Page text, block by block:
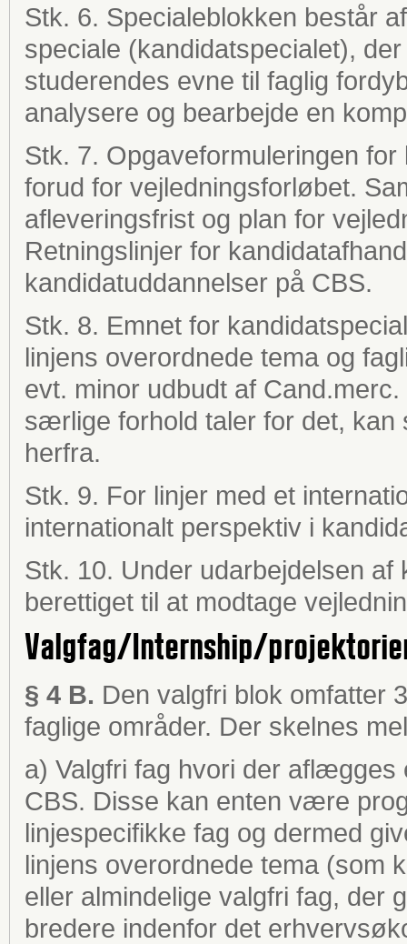
Stk. 6. Specialeblokken består
speciale (kandidatspecialet),
studerendes evne til faglig
analysere og bearbejde en
Stk. 7. Opgaveformuleringen
forud for vejledningsforløbet.
afleveringsfrist og plan for
Retningslinjer for
kandidatuddannelser på CBS.
Stk. 8. Emnet for
linjens overordnede tema og
evt. minor udbudt af
særlige forhold taler for det,
herfra.
Stk. 9. For linjer med et
internationalt perspektiv i
Stk. 10. Under udarbejdelsen
berettiget til at modtage
Valgfag/Internship/
§ 4 B. Den valgfri blok omfatter
faglige områder. Der skelnes
a) Valgfri fag hvori der
CBS. Disse kan enten være
linjespecifikke fag og dermed
linjens overordnede tema (som
eller almindelige valgfri fag, der
bredere indenfor det